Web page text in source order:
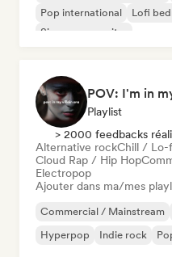
Pop international
Lofi
Singer-songwriter
POV: I'm in
Playlist
> 2000 feedbacks
Alternative rockChill / Lo-
Cloud Rap / Hip Hop
Electropop
Ajouter dans ma/mes
Commercial / Mainstream
Hyperpop
Indie rock